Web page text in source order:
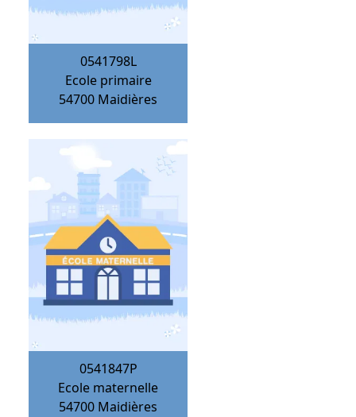
0541798L
Ecole primaire
54700 Maidières
0541847P
Ecole maternelle
54700 Maidières